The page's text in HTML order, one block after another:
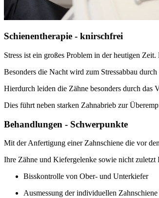
Schienentherapie - knirschfrei
Stress ist ein großes Problem in der heutigen
Besonders die Nacht wird zum Stressabbau
Hierdurch leiden die Zähne besonders durch das
Dies führt neben starken Zahnabrieb zur
Behandlungen - Schwerpunkte
Mit der Anfertigung einer Zahnschiene die vor
Ihre Zähne und Kiefergelenke sowie nicht zuletzt
Bisskontrolle von Ober- und Unterkiefer
Ausmessung der individuellen Zahnschiene